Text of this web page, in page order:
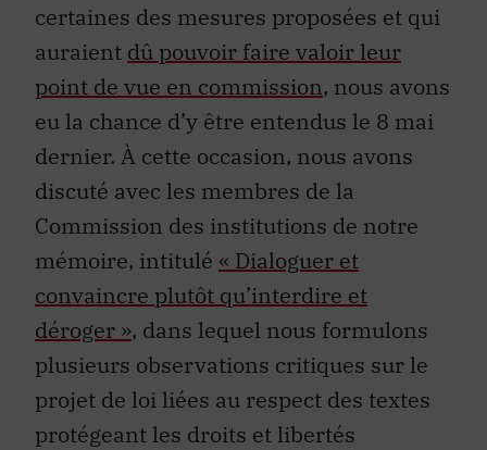
certaines des mesures proposées et qui
auraient dû pouvoir faire valoir leur
point de vue en commission, nous avons
eu la chance d’y être entendus le 8 mai
dernier. À cette occasion, nous avons
discuté avec les membres de la
Commission des institutions de notre
mémoire, intitulé « Dialoguer et
convaincre plutôt qu’interdire et
déroger », dans lequel nous formulons
plusieurs observations critiques sur le
projet de loi liées au respect des textes
protégeant les droits et libertés